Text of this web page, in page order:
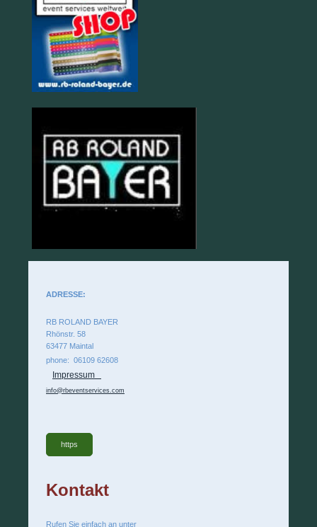
ADRESSE:
RB ROLAND BAYER
Rhönstr. 58
63477 Maintal
phone: 06109 62608
Impressum
info@rbeventservices.com
https
Kontakt
Rufen Sie einfach an unter